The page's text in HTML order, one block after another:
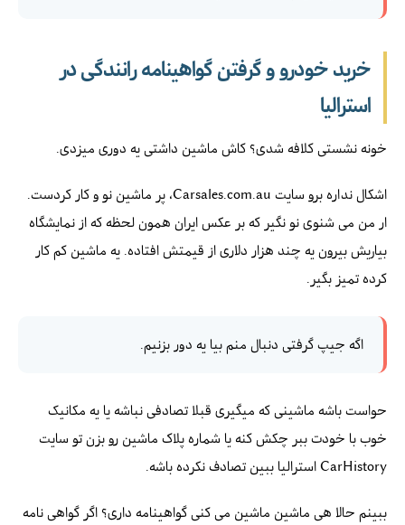
خرید خودرو و گرفتن گواهینامه رانندگی در
استرالیا
خونه نشستی کلافه شدی؟‌ کاش ماشین داشتی یه دوری میزدی.
اشکال نداره برو سایت Carsales.com.au، پر ماشین نو و کار کردست.
ار من می شنوی نو نگیر که بر عکس ایران همون لحظه که از نمایشگاه
بیاریش بیرون یه چند هزار دلاری از قیمتش افتاده. یه ماشین کم کار
کرده تمیز بگیر.
اگه جیپ گرفتی دنبال منم بیا یه دور بزنیم.
حواست باشه ماشینی که میگیری قبلا تصادفی نباشه یا یه مکانیک
خوب با خودت ببر چکش کنه یا شماره پلاک ماشین رو بزن تو سایت
CarHistory استرالیا ببین تصادف نکرده باشه.
ببینم حالا هی ماشین ماشین می کنی گواهینامه داری؟ اگر گواهی نامه